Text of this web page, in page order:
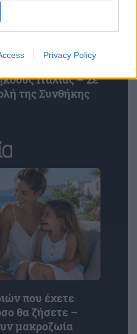
Privacy Policy
Ιταλίας – Σε
της Συνθήκης
που έχετε
θα ζήσετε –
μακροζωία